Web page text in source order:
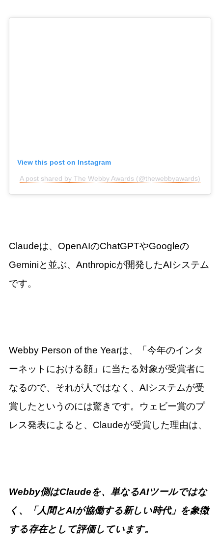
View this post on Instagram
A post shared by The Webby Awards (@thewebbyawards)
Claudeは、OpenAIのChatGPTやGoogleの
Geminiと並ぶ、Anthropicが開発したAIシステム
です。
Webby Person of the Yearは、「今年のインタ
ーネットにおける顔」に当たる対象が受賞者に
なるので、それが人ではなく、AIシステムが受
賞したというのには驚きです。ウェビー賞のプ
レス発表によると、Claudeが受賞した理由は、
Webby側はClaudeを、単なるAIツールではな
く、「人間とAIが協働する新しい時代」を象徴
する存在として評価しています。